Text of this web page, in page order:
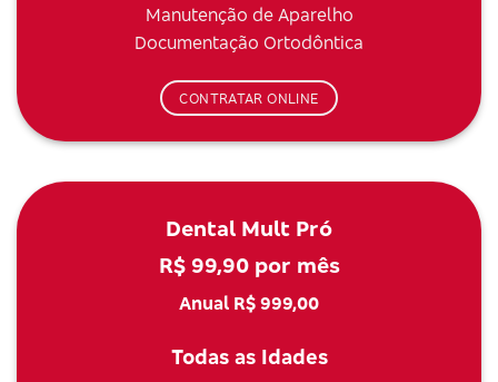
Manutenção de Aparelho
Documentação Ortodôntica
CONTRATAR ONLINE
Dental Mult Pró
R$ 99,90 por mês
Anual R$ 999,00
Todas as Idades